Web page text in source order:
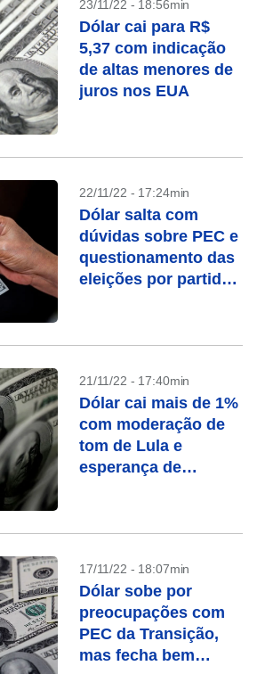
23/11/22 - 18:56min
Dólar cai para R$
5,37 com indicação
de altas menores de
juros nos EUA
22/11/22 - 17:24min
Dólar salta com
dúvidas sobre PEC e
questionamento das
eleições por partido
21/11/22 - 17:40min
Dólar cai mais de 1%
com moderação de
tom de Lula e
esperança de
17/11/22 - 18:07min
Dólar sobe por
preocupações com
PEC da Transição,
mas fecha bem